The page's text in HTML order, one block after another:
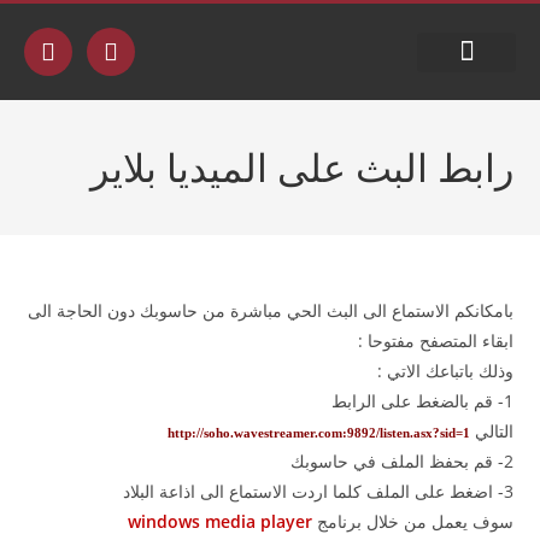
رابط البث على الميديا بلاير
بامكانكم الاستماع الى البث الحي مباشرة من حاسوبك دون الحاجة الى
ابقاء المتصفح مفتوحا :
وذلك باتباعك الاتي :
1- قم بالضغط على الرابط
التالي http://soho.wavestreamer.com:9892/listen.asx?sid=1
2- قم بحفظ الملف في حاسوبك
3- اضغط على الملف كلما اردت الاستماع الى اذاعة البلاد
سوف يعمل من خلال برنامجwindows media player